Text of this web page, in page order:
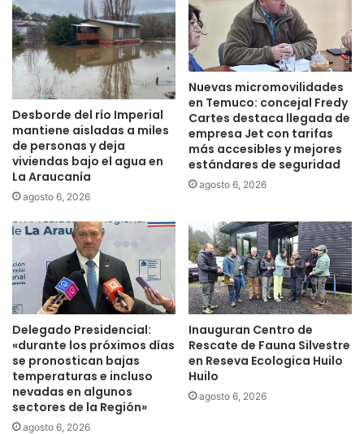
a
t
i
v
o
:
c
u
a
n
d
o
l
e
g
o
i
d
e
j
a
n
a
s
y
a
n
m
a
l
e
s
i
h
o
g
r
u
n
a
n
Desborde del río Imperial
mantiene aisladas a miles
de personas y deja
viviendas bajo el agua en
La Araucanía
agosto 6, 2026
Nuevas micromovilidades
en Temuco: concejal Fredy
Cartes destaca llegada de
empresa Jet con tarifas
más accesibles y mejores
estándares de seguridad
agosto 6, 2026
Delegado Presidencial:
«durante los próximos días
se pronostican bajas
temperaturas e incluso
nevadas en algunos
sectores de la Región»
agosto 6, 2026
Inauguran Centro de
Rescate de Fauna Silvestre
en Reseva Ecologica Huilo
Huilo
agosto 6, 2026